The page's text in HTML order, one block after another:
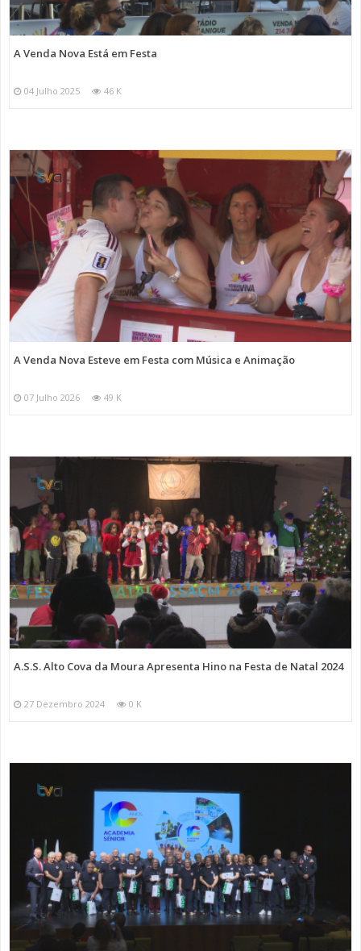
A Venda Nova Está em Festa
04 Julho 2025 46 K
A Venda Nova Esteve em Festa com Música e Animação
07 Julho 2026 49 K
A.S.S. Alto Cova da Moura Apresenta Hino na Festa de Natal 2024
27 Dezembro 2024 0 K